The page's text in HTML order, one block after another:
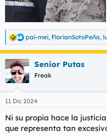
R
e
a
c
c
i
e
:
pai-mei, FlorianSotoPeña,
Senior Putas
Freak
11 Dic 2024
Ni su propia hace la
que representa tan